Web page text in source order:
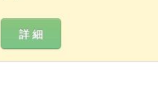
詳 細